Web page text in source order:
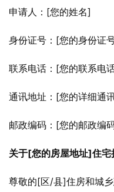
申请人：[您的姓名]
身份证号：[您的身份证
联系电话：[您的联系电
通讯地址：[您的详细通
邮政编码：[您的邮政编
关于[您的房屋地址]住宅
尊敬的[区/县]住房和城乡